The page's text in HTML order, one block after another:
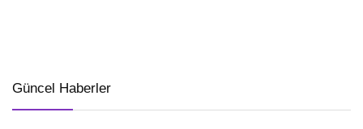
Güncel Haberler